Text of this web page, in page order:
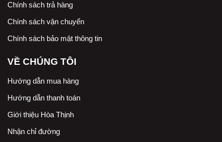
Chính sách trả hàng
Chính sách vận chuyển
Chính sách bảo mật thông tin
VỀ CHÚNG TÔI
Hướng dẫn mua hàng
Hướng dẫn thanh toán
Giới thiệu Hòa Thịnh
Nhận chỉ đường